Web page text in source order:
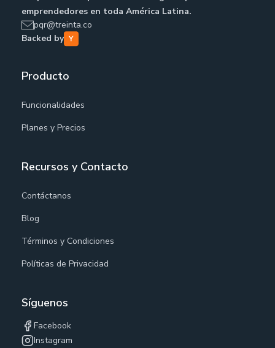
emprendedores en toda América Latina.
pqr@treinta.co
Backed by
Producto
Funcionalidades
Planes y Precios
Recursos y Contacto
Contáctanos
Blog
Términos y Condiciones
Políticas de Privacidad
Síguenos
Facebook
Instagram